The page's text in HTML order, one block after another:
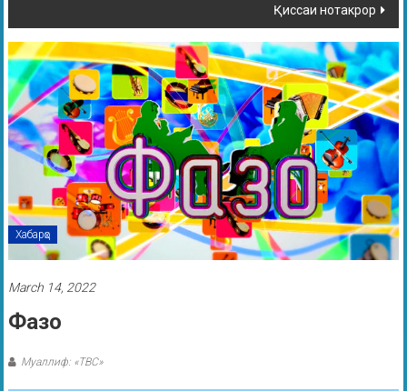
Қиссаи нотакрор
Хабарҳо
March 14, 2022
Фазо
Муаллиф: «ТВС»